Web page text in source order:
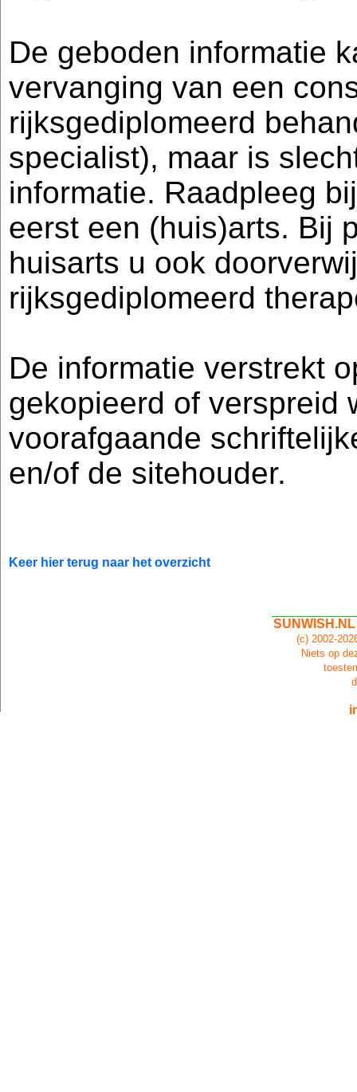
De geboden informatie
vervanging van een
rijksgediplomeerd
specialist), maar is
informatie. Raadpleeg
eerst een (huis)arts. Bij
huisarts u ook
rijksgediplomeerd
De informatie verstrekt
gekopieerd of verspreid
voorafgaande
en/of de sitehouder.
Keer hier terug naar het overzicht
(c) 2002-
Niets op